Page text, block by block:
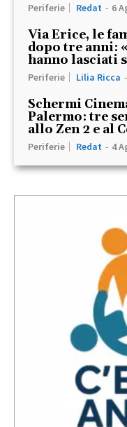
Periferie Redat - 6
Via Erice, le
dopo tre anni:
hanno lasciati
Periferie Lilia Ricca -
Schermi
Palermo: tre
allo Zen 2 e al
Periferie Redat - 4